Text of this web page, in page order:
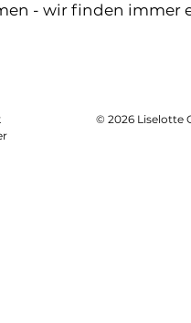
- wir finden immer
© 2026 Liselotte